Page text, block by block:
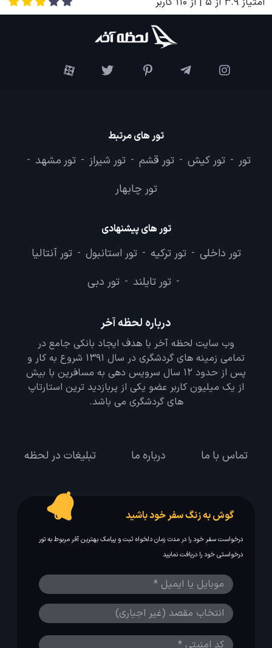
تور های مرتبط
تور - تور کیش - تور قشم - تور شیراز - تور مشهد -
تور چابهار
تور های پیشنهادی
تور داخلی - تور ترکیه - تور استانبول - تور آنتالیا
- تور تایلند - تور دبی
درباره لحظه آخر
وب سایت لحظه آخر با هدف ایجاد بانکی جامع در
تمامی زمینه های گردشگری در سال 1391 شروع به کار و
پس از حدود 12 سال سرویس دهی به مسافرین با بیش
از یک میلیون کاربر عضو یکی از پربازدید ترین استارتاپ
های گردشگری می باشد.
تماس با ما درباره ما تبلیغات در لحظه
گوش به زنگ سفر خود باشید
درخواست سفر خود را در مدت زمان دلخواه ثبت و پیامک بهترین آفر مربوط به تور
درخواستی خود را دریافت نمایید